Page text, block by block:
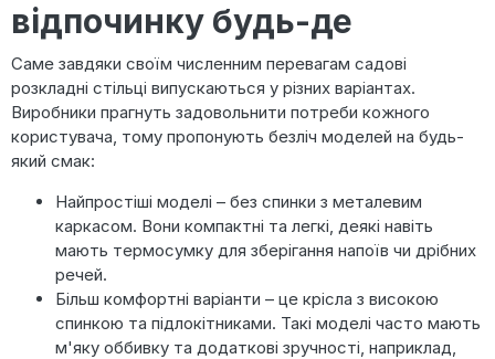
відпочинку будь-де
Саме завдяки своїм численним перевагам садові
розкладні стільці випускаються у різних варіантах.
Виробники прагнуть задовольнити потреби кожного
користувача, тому пропонують безліч моделей на будь-
який смак:
Найпростіші моделі – без спинки з металевим
каркасом. Вони компактні та легкі, деякі навіть
мають термосумку для зберігання напоїв чи дрібних
речей.
Більш комфортні варіанти – це крісла з високою
спинкою та підлокітниками. Такі моделі часто мають
м'яку оббивку та додаткові зручності, наприклад,